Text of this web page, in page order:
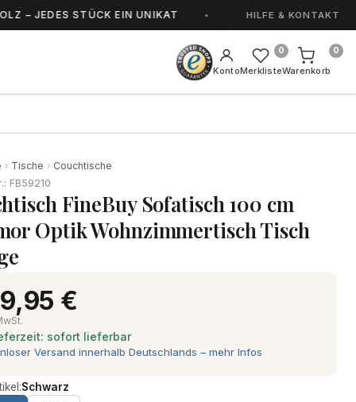
STÜCK EIN UNIKAT HANDGEFERTIGT IN
HILFE & KONTAKT
KontoMerkliste
0
Warenkorb
0
Tische
Couchtische
FB59210
FineBuy Sofatisch 100 cm
Optik Wohnzimmertisch Tisch
€
sofort lieferbar
Versand innerhalb Deutschlands – mehr Infos
Schwarz